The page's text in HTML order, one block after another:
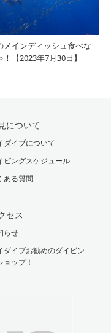
メインディッシュ食べな
！【2023年7月30日】
について
ダイブについて
ビングスケジュール
ある質問
セス
らせ
ダイブお勧めのダイビン
ョップ！